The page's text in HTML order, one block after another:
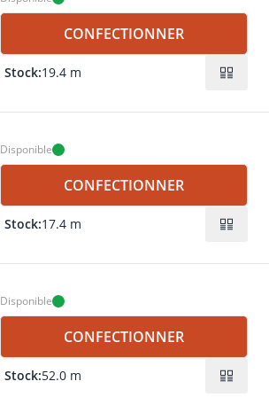
CONFECTIONNER
Stock:19.4 m
Disponible
CONFECTIONNER
Stock:17.4 m
Disponible
CONFECTIONNER
Stock:52.0 m